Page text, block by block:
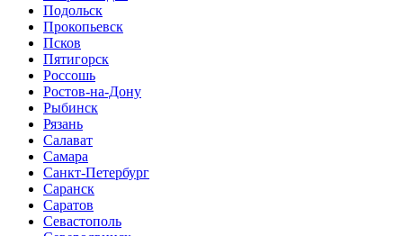
Подольск
Прокопьевск
Псков
Пятигорск
Россошь
Ростов-на-Дону
Рыбинск
Рязань
Салават
Самара
Санкт-Петербург
Саранск
Саратов
Севастополь